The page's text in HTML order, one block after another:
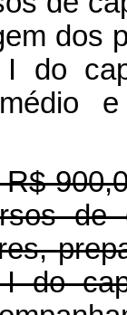
dos
do
do